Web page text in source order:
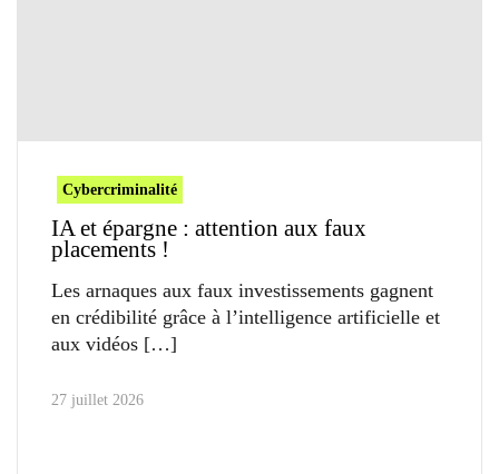
Cybercriminalité
IA et épargne : attention aux faux
placements !
Les arnaques aux faux investissements gagnent
en crédibilité grâce à l’intelligence artificielle et
aux vidéos
27 juillet 2026